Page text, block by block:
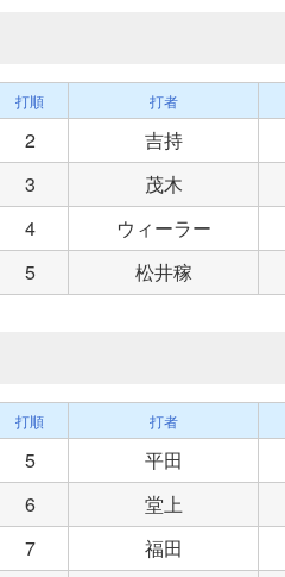
打順 打者
2
吉持
3
茂木
4
ウィーラー
5 松井稼
打順 打者
5
平田
6
堂上
7
福田